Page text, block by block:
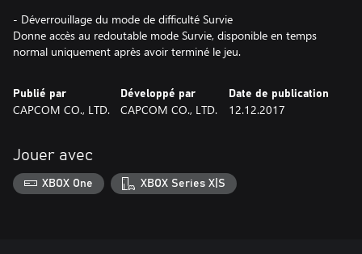
- Déverrouillage du mode de difficulté Survie
Donne accès au redoutable mode Survie, disponible en temps
normal uniquement après avoir terminé le jeu.
Publié par
CAPCOM CO., LTD.
Développé par
CAPCOM CO., LTD.
Date de publication
12.12.2017
Jouer avec
XBOX One XBOX Series X|S